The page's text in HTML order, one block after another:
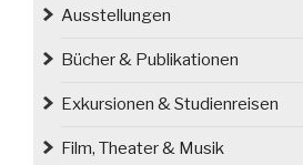
mit
Filmemacherin
Ute
Ausstellungen
Bücher & Publikationen
Exkursionen & Studienreisen
Film, Theater & Musik